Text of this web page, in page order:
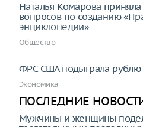
Наталья Комарова
вопросов по созданию
энциклопедии»
Общество
ФРС США подыграла рублю
Экономика
ПОСЛЕДНИЕ
Мужчины и женщины